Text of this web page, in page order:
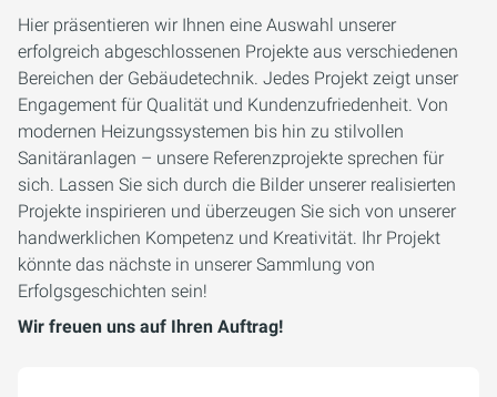
Hier präsentieren wir Ihnen eine Auswahl unserer
erfolgreich abgeschlossenen Projekte aus verschiedenen
Bereichen der Gebäudetechnik. Jedes Projekt zeigt unser
Engagement für Qualität und Kundenzufriedenheit. Von
modernen Heizungssystemen bis hin zu stilvollen
Sanitäranlagen – unsere Referenzprojekte sprechen für
sich. Lassen Sie sich durch die Bilder unserer realisierten
Projekte inspirieren und überzeugen Sie sich von unserer
handwerklichen Kompetenz und Kreativität. Ihr Projekt
könnte das nächste in unserer Sammlung von
Erfolgsgeschichten sein!
Wir freuen uns auf Ihren Auftrag!